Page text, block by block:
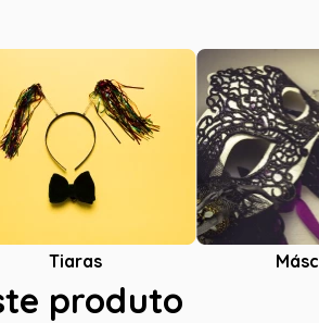
Tiaras
produto